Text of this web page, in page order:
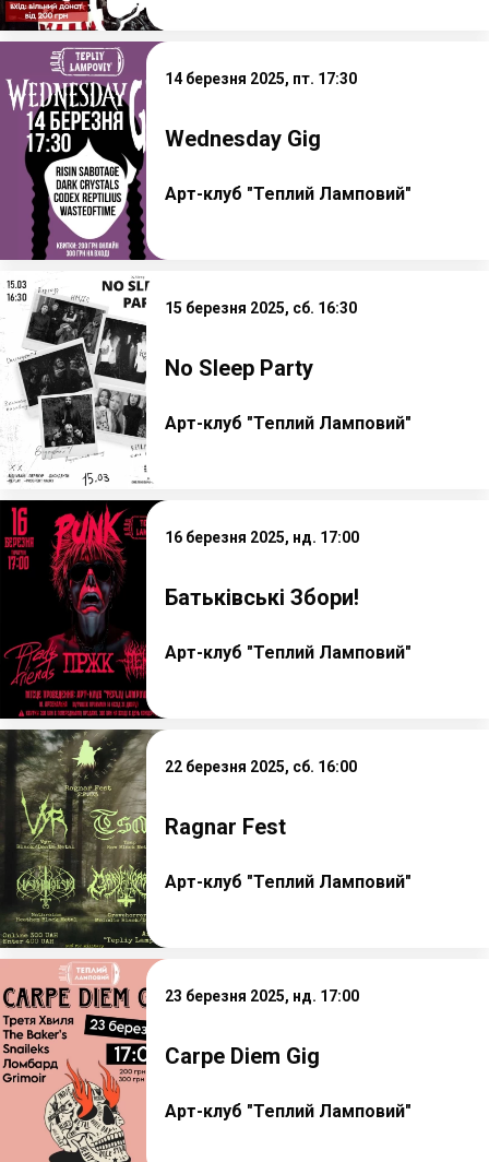
14 березня 2025, пт. 17:30
Wednesday Gig
Арт-клуб "Теплий Ламповий"
15 березня 2025, сб. 16:30
No Sleep Party
Арт-клуб "Теплий Ламповий"
16 березня 2025, нд. 17:00
Батьківські Збори!
Арт-клуб "Теплий Ламповий"
22 березня 2025, сб. 16:00
Ragnar Fest
Арт-клуб "Теплий Ламповий"
23 березня 2025, нд. 17:00
Carpe Diem Gig
Арт-клуб "Теплий Ламповий"